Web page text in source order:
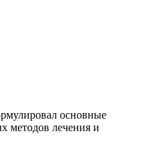
основные
методов лечения и